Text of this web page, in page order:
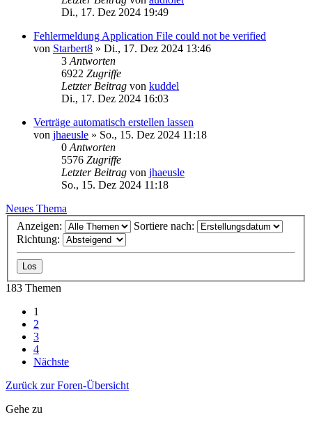
Di., 17. Dez 2024 19:49
Fehlermeldung Application File could not be verified
von Starbert8 » Di., 17. Dez 2024 13:46
3 Antworten
6922 Zugriffe
Letzter Beitrag von kuddel
Di., 17. Dez 2024 16:03
Verträge automatisch erstellen lassen
von jhaeusle » So., 15. Dez 2024 11:18
0 Antworten
5576 Zugriffe
Letzter Beitrag von jhaeusle
So., 15. Dez 2024 11:18
Neues Thema
Anzeigen:
Sortiere nach:
Richtung:
183 Themen
1
2
3
4
Nächste
Zurück zur Foren-Übersicht
Gehe zu